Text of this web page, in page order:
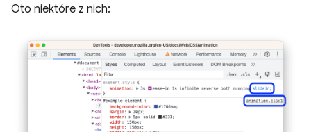
Oto niektóre z nich: